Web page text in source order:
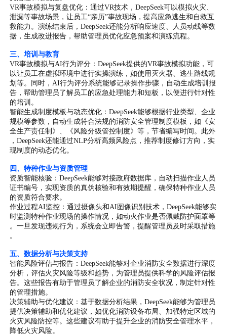
VR事故模拟与复盘优化：通过VR技术，DeepSeek可以模拟火灾、
泄漏等事故场景，让员工“亲历”事故现场，提高应急逃生和自救互
救能力。演练结束后，DeepSeek还能分析响应速度、人员动线等数
据，生成改进报告，帮助管理员优化应急预案和演练流程。
三、培训与教育
VR事故模拟与AI行为评分：DeepSeek提供的VR事故模拟功能，可
以让员工在虚拟环境中进行实操演练，如使用灭火器、逃生路线规
划等。同时，AI行为评分系统能够记录操作步骤，自动生成培训报
告，帮助管理员了解员工的应急处理能力和短板，以便进行针对性
的培训。
智能生成制度模板与动态优化：DeepSeek能够根据行业类型、企业
规模等参数，自动生成符合法规的消防安全管理制度模板，如《安
全生产责任制》、《风险分级管控制度》等，节省编写时间。此外
，DeepSeek还能通过NLP分析高频风险点，推荐制度修订方向，实
现制度的动态优化。
四、特种作业与资质管理
资质智能核验：DeepSeek能够对接政府数据库，自动扫描作业人员
证书编号，实现资质的真伪核验和有效期提醒，确保特种作业人员
的资质符合要求。
作业过程AI监控：通过摄像头和AI图像识别技术，DeepSeek能够实
时监测特种作业现场的操作情况，如动火作业是否佩戴防护面罩等
。一旦发现违规行为，系统会立即告警，提醒管理员及时采取措施
。
五、数据分析与决策支持
智能风险评估与报告：DeepSeek能够对企业消防安全数据进行深度
分析，评估火灾风险等级和趋势，为管理员提供科学的风险评估报
告。这些报告有助于管理员了解企业的消防安全状况，制定针对性
的管理措施。
决策辅助与优化建议：基于数据分析结果，DeepSeek能够为管理员
提供决策辅助和优化建议，如优化消防设备布局、加强特定区域的
火灾风险防控等。这些建议有助于提升企业的消防安全管理水平，
降低火灾风险。